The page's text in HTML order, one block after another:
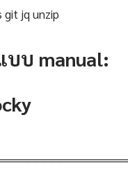
jq unzip
บบ manual: